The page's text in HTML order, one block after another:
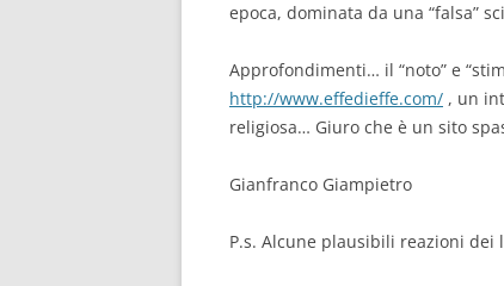
epoca, dominata da una “falsa”
Approfondimenti… il “noto” e
http://www.effedieffe.com/ , un
religiosa… Giuro che è un sito
Gianfranco Giampietro
P.s. Alcune plausibili reazioni dei